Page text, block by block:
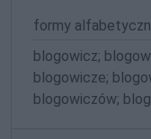
formy
blogowicz;
blogowicze;
blogowiczów;